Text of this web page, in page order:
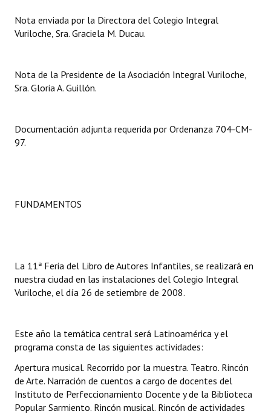
Informes de Gestión
Dictámenes Asesoría Letrada
Informes de Unidad Coordinadora
Declaraciones
Resoluciones
INSTITUCIONAL
Antiguos Pobladores
Noticias Destacadas
Nota enviada por la Directora del Colegio Integral
Vuriloche, Sra. Graciela M. Ducau.
Nota de la Presidente de la Asociación Integral Vuriloche,
Sra. Gloria A. Guillón.
Documentación adjunta requerida por Ordenanza 704-CM-
97.
FUNDAMENTOS
La 11ª Feria del Libro de Autores Infantiles, se realizará en
nuestra ciudad en las instalaciones del Colegio Integral
Vuriloche, el día 26 de setiembre de 2008.
Este año la temática central será Latinoamérica y el
programa consta de las siguientes actividades:
Apertura musical. Recorrido por la muestra. Teatro. Rincón
de Arte. Narración de cuentos a cargo de docentes del
Instituto de Perfeccionamiento Docente y de la Biblioteca
Popular Sarmiento. Rincón musical. Rincón de actividades